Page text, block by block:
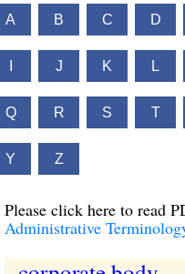
A B C D
J K L
Q R S T
Y Z
Please click here to read
Administrative